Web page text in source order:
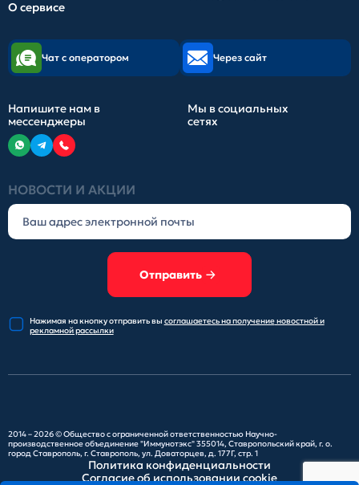
О сервисе
НОВОСТИ И АКЦИИ
Отправить
Нажимая на кнопку отправитьвы соглашаетесь на получениеновостной и
рекламной рассылки
Чат с оператором Через сайт
Напишите нам в
мессенджеры
Мы в социальных
сетях
2014 – 2026 ©Общество с ограниченной ответственностью Научно-
производственное объединение "Иммунотэкс"355014, Ставропольский край, г. о.
город Ставрополь, г. Ставрополь, ул. Доваторцев, д. 177Г, стр. 1
Политика конфиденциальности
Согласие об использовании cookie